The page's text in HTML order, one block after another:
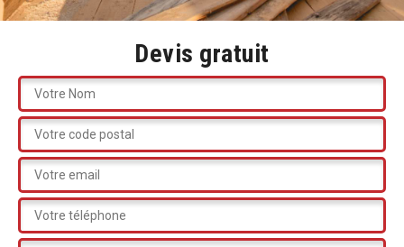
Devis gratuit